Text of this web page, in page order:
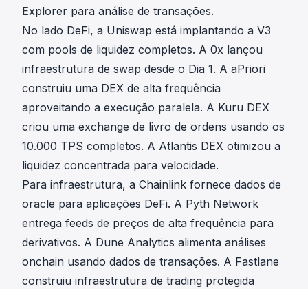
Explorer para análise de transações.
No lado DeFi, a Uniswap está implantando a V3
com pools de liquidez completos. A 0x lançou
infraestrutura de swap desde o Dia 1. A aPriori
construiu uma DEX de alta frequência
aproveitando a execução paralela. A Kuru DEX
criou uma exchange de livro de ordens usando os
10.000 TPS completos. A Atlantis DEX otimizou a
liquidez concentrada para velocidade.
Para infraestrutura, a Chainlink fornece dados de
oracle para aplicações DeFi. A Pyth Network
entrega feeds de preços de alta frequência para
derivativos. A Dune Analytics alimenta análises
onchain usando dados de transações. A Fastlane
construiu infraestrutura de trading protegida